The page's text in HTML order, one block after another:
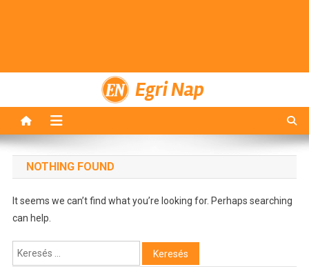
Egri Nap
NOTHING FOUND
It seems we can’t find what you’re looking for. Perhaps searching
can help.
Keresés: